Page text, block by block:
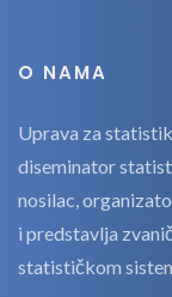
O NAMA
Uprava za
diseminator
nosilac,
i predstavlja
statističkom